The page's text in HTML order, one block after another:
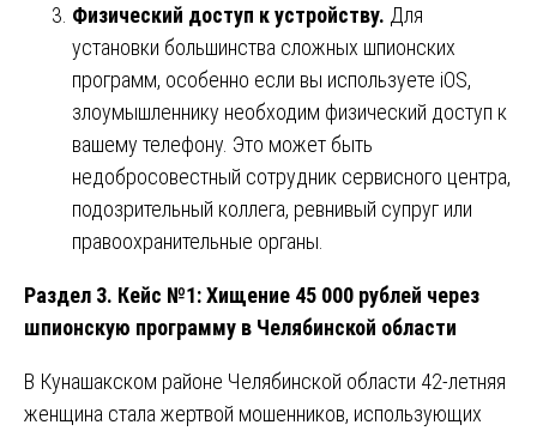
Физический доступ к устройству. Для
установки большинства сложных шпионских
программ, особенно если вы используете iOS,
злоумышленнику необходим физический доступ к
вашему телефону. Это может быть
недобросовестный сотрудник сервисного центра,
подозрительный коллега, ревнивый супруг или
правоохранительные органы.
Раздел 3. Кейс №1: Хищение 45 000 рублей через
шпионскую программу в Челябинской области
В Кунашакском районе Челябинской области 42-летняя
женщина стала жертвой мошенников, использующих